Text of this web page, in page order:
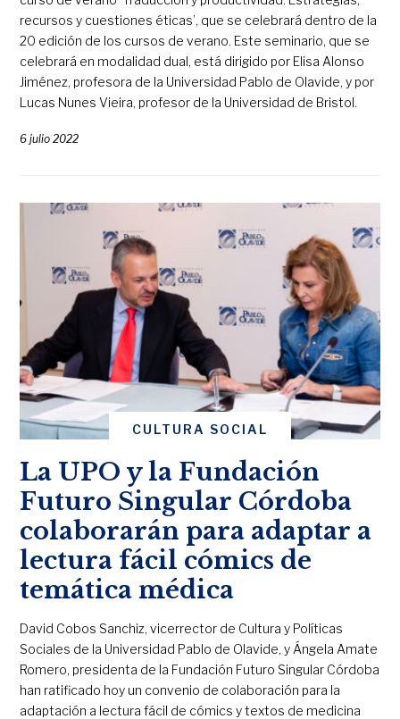
recursos y cuestiones éticas’, que se celebrará dentro de la
20 edición de los cursos de verano. Este seminario, que se
celebrará en modalidad dual, está dirigido por Elisa Alonso
Jiménez, profesora de la Universidad Pablo de Olavide, y por
Lucas Nunes Vieira, profesor de la Universidad de Bristol.
6 julio 2022
CULTURA SOCIAL
La UPO y la Fundación
Futuro Singular Córdoba
colaborarán para adaptar a
lectura fácil cómics de
temática médica
David Cobos Sanchiz, vicerrector de Cultura y Políticas
Sociales de la Universidad Pablo de Olavide, y Ángela Amate
Romero, presidenta de la Fundación Futuro Singular Córdoba
han ratificado hoy un convenio de colaboración para la
adaptación a lectura fácil de cómics y textos de medicina